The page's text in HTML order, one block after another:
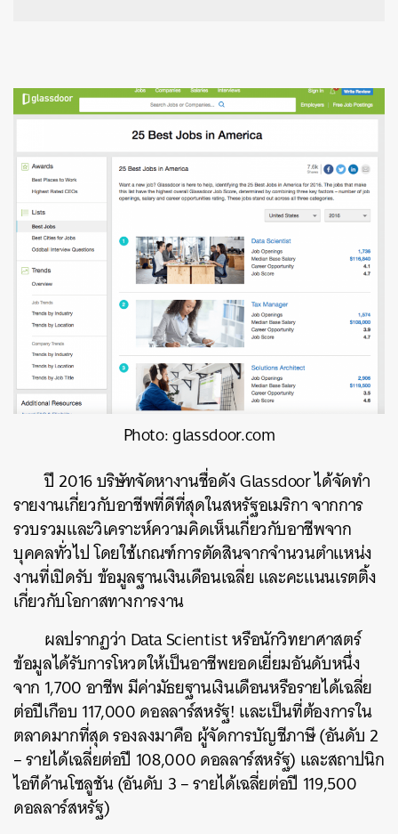
Photo: glassdoor.com
ปี 2016 บริษัทจัดหางานชื่อดัง Glassdoor ได้จัดทำ
รายงานเกี่ยวกับอาชีพที่ดีที่สุดในสหรัฐอเมริกา จากการ
รวบรวมและวิเคราะห์ความคิดเห็นเกี่ยวกับอาชีพจาก
บุคคลทั่วไป โดยใช้เกณฑ์การตัดสินจากจำนวนตำแหน่ง
งานที่เปิดรับ ข้อมูลฐานเงินเดือนเฉลี่ย และคะแนนเรตติ้ง
เกี่ยวกับโอกาสทางการงาน
ผลปรากฏว่า Data Scientist หรือนักวิทยาศาสตร์
ข้อมูลได้รับการโหวตให้เป็นอาชีพยอดเยี่ยมอันดับหนึ่ง
จาก 1,700 อาชีพ มีค่ามัธยฐานเงินเดือนหรือรายได้เฉลี่ย
ต่อปีเกือบ 117,000 ดอลลาร์สหรัฐ! และเป็นที่ต้องการใน
ตลาดมากที่สุด รองลงมาคือ ผู้จัดการบัญชีภาษี (อันดับ 2
– รายได้เฉลี่ยต่อปี 108,000 ดอลลาร์สหรัฐ) และสถาปนิก
ไอทีด้านโซลูชัน (อันดับ 3 – รายได้เฉลี่ยต่อปี 119,500
ดอลลาร์สหรัฐ)